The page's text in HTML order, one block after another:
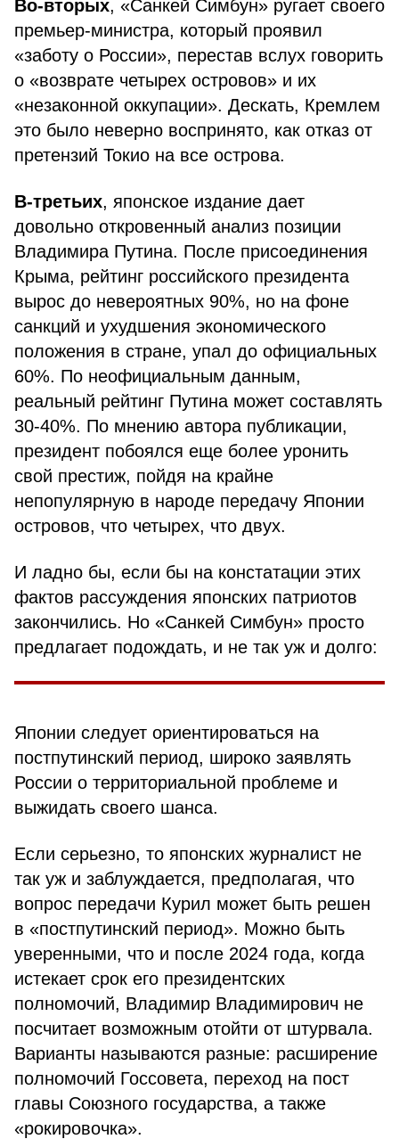
Во-вторых, «Санкей Симбун» ругает своего
премьер-министра, который проявил
«заботу о России», перестав вслух говорить
о «возврате четырех островов» и их
«незаконной оккупации». Дескать, Кремлем
это было неверно воспринято, как отказ от
претензий Токио на все острова.
В-третьих, японское издание дает
довольно откровенный анализ позиции
Владимира Путина. После присоединения
Крыма, рейтинг российского президента
вырос до невероятных 90%, но на фоне
санкций и ухудшения экономического
положения в стране, упал до официальных
60%. По неофициальным данным,
реальный рейтинг Путина может составлять
30-40%. По мнению автора публикации,
президент побоялся еще более уронить
свой престиж, пойдя на крайне
непопулярную в народе передачу Японии
островов, что четырех, что двух.
И ладно бы, если бы на констатации этих
фактов рассуждения японских патриотов
закончились. Но «Санкей Симбун» просто
предлагает подождать, и не так уж и долго:
Японии следует ориентироваться на
постпутинский период, широко заявлять
России о территориальной проблеме и
выжидать своего шанса.
Если серьезно, то японских журналист не
так уж и заблуждается, предполагая, что
вопрос передачи Курил может быть решен
в «постпутинский период». Можно быть
уверенными, что и после 2024 года, когда
истекает срок его президентских
полномочий, Владимир Владимирович не
посчитает возможным отойти от штурвала.
Варианты называются разные: расширение
полномочий Госсовета, переход на пост
главы Союзного государства, а также
«рокировочка».